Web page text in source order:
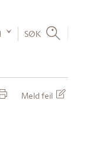
SØK
Meld feil